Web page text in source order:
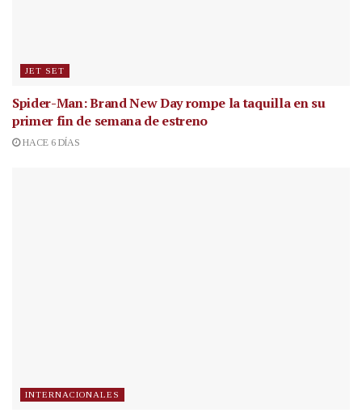
JET SET
Spider-Man: Brand New Day rompe la taquilla en su
primer fin de semana de estreno
HACE 6 DÍAS
INTERNACIONALES